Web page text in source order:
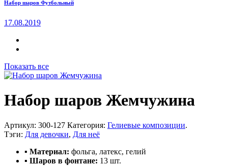
Набор шаров Футбольный
17.08.2019
Показать все
Набор шаров Жемчужина
Артикул: 300-127 Категория: Гелиевые композиции.
Тэги: Для девочки, Для неё
▪ Материал: фольга, латекс, гелий
▪ Шаров в фонтане: 13 шт.